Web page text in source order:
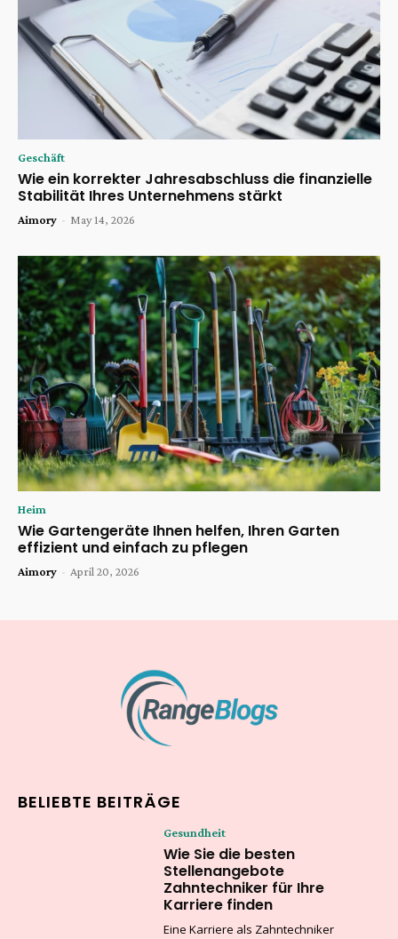
Geschäft
Wie ein korrekter Jahresabschluss die finanzielle
Stabilität Ihres Unternehmens stärkt
Aimory - May 14, 2026
Heim
Wie Gartengeräte Ihnen helfen, Ihren Garten
effizient und einfach zu pflegen
Aimory - April 20, 2026
BELIEBTE BEITRÄGE
Gesundheit
Wie Sie die besten
Stellenangebote
Zahntechniker für Ihre
Karriere finden
Eine Karriere als Zahntechniker